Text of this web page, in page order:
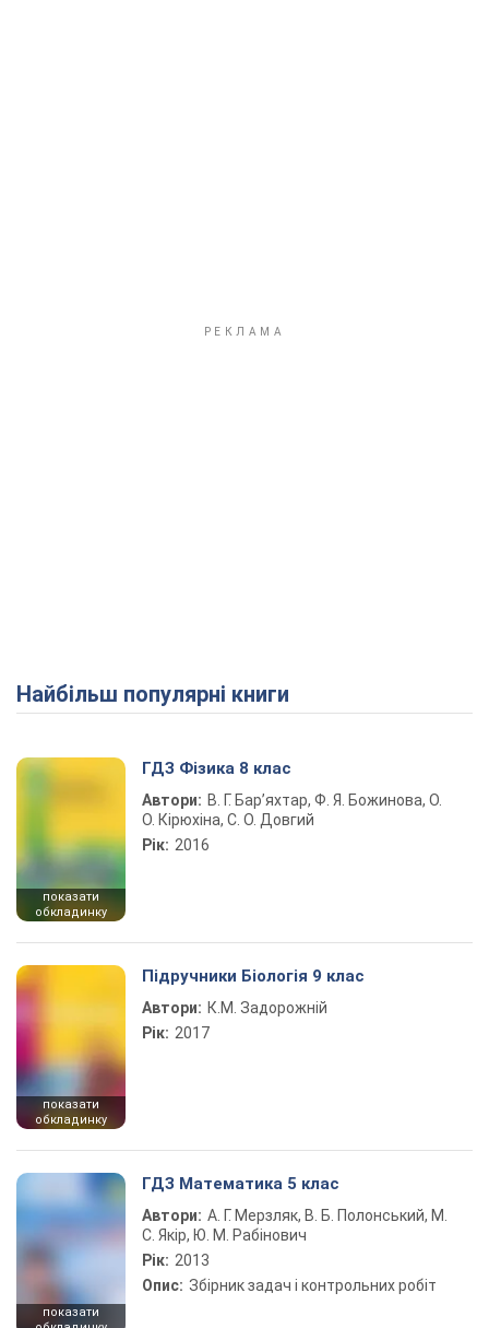
Найбільш популярні книги
показати
обкладинку
ГДЗ Фізика 8 клас
Автори: В. Г. Бар’яхтар, Ф. Я. Божинова, О.
О. Кірюхіна, С. О. Довгий
Рік: 2016
показати
обкладинку
Підручники Біологія 9 клас
Автори: К.М. Задорожній
Рік: 2017
показати
ГДЗ Математика 5 клас
Автори: А. Г. Мерзляк, В. Б. Полонський, М.
С. Якір, Ю. М. Рабінович
Рік: 2013
Опис: Збірник задач і контрольних робіт